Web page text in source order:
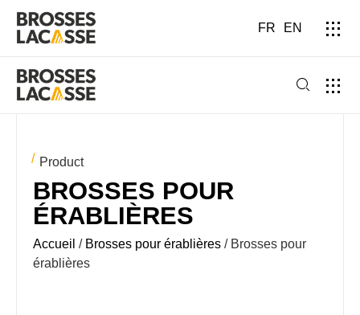
FR EN
Product
BROSSES POUR
ÉRABLIÈRES
Accueil / Brosses pour érablières / Brosses pour
érablières